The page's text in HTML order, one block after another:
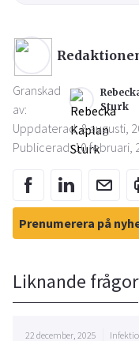
Granskad
av:
Sturk
Uppdaterad: 8 augusti,
Publicerad: 10 februari,
Prenumerera på
Liknande frågor
22 december, 2025